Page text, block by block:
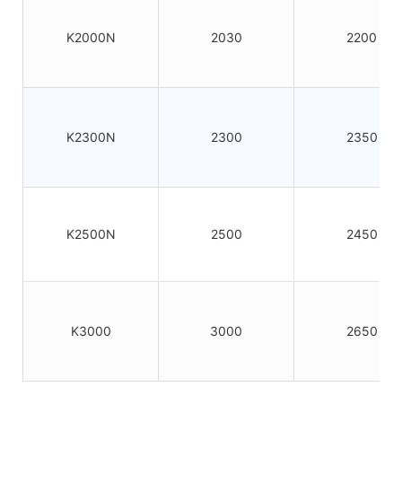
K2000N 2030 2200
K2300N 2300 2350
K2500N 2500 2450
K3000 3000 2650